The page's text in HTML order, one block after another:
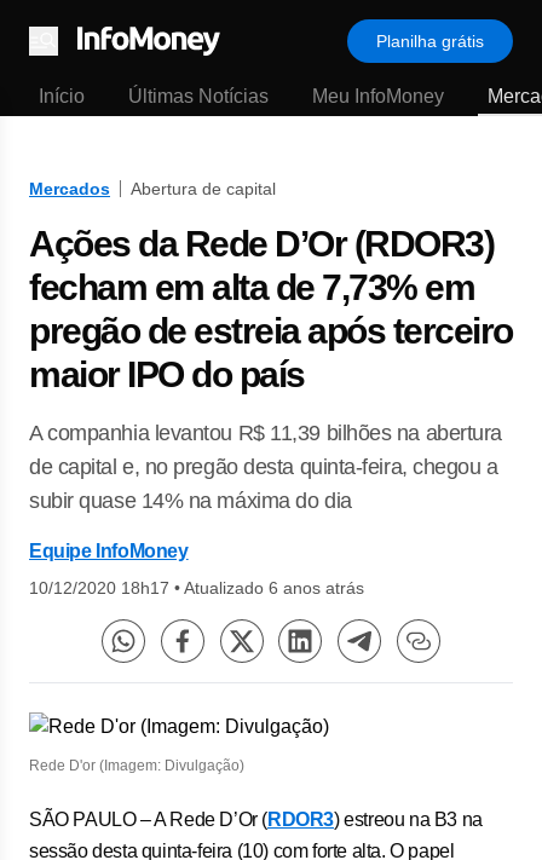
Menu
Planilha grátis
Início Últimas Notícias Meu InfoMoney
Mercados Abertura de capital
Ações da Rede D’Or (RDOR3)
fecham em alta de 7,73% em
pregão de estreia após terceiro
maior IPO do país
A companhia levantou R$ 11,39 bilhões na abertura
de capital e, no pregão desta quinta-feira, chegou a
subir quase 14% na máxima do dia
Equipe InfoMoney
10/12/2020 18h17 •Atualizado 6 anos atrás
Rede D'or (Imagem: Divulgação)
SÃO PAULO – A Rede D’Or (RDOR3) estreou na B3 na
sessão desta quinta-feira (10) com forte alta. O papel